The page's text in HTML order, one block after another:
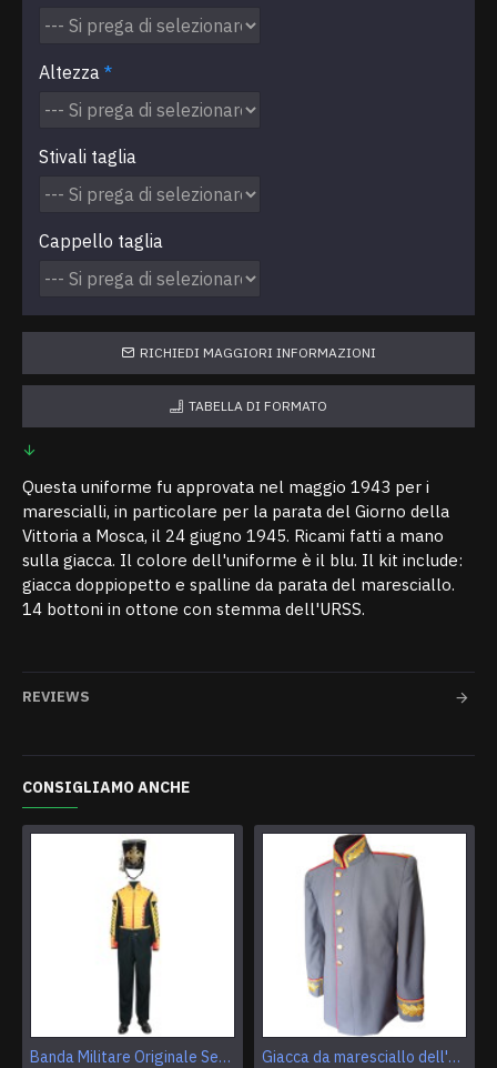
Altezza
Stivali taglia
Cappello taglia
RICHIEDI MAGGIORI INFORMAZIONI
TABELLA DI FORMATO
Questa uniforme fu approvata nel maggio 1943 per i
marescialli, in particolare per la parata del Giorno della
Vittoria a Mosca, il 24 giugno 1945. Ricami fatti a mano
sulla giacca. Il colore dell'uniforme è il blu. Il kit include:
giacca doppiopetto e spalline da parata del maresciallo.
14 bottoni in ottone con stemma dell'URSS.
REVIEWS
CONSIGLIAMO ANCHE
Banda Militare Originale Servizio delle Forze Armate della Russia Banda Uniforme Vintage delle Forze Armate dell'Unione Sovietica
Giacca da maresciallo dell'Unione Sovietica Giacca vintage URSS Giacca militare sovietica originale